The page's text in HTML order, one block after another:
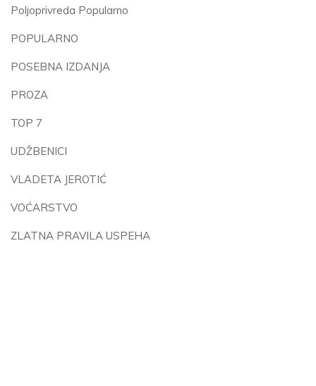
Poljoprivreda Popularno
POPULARNO
POSEBNA IZDANJA
PROZA
TOP 7
UDŽBENICI
VLADETA JEROTIĆ
VOĆARSTVO
ZLATNA PRAVILA USPEHA